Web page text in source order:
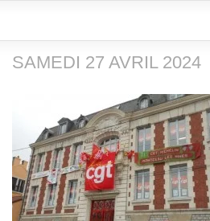
SAMEDI 27 AVRIL 2024